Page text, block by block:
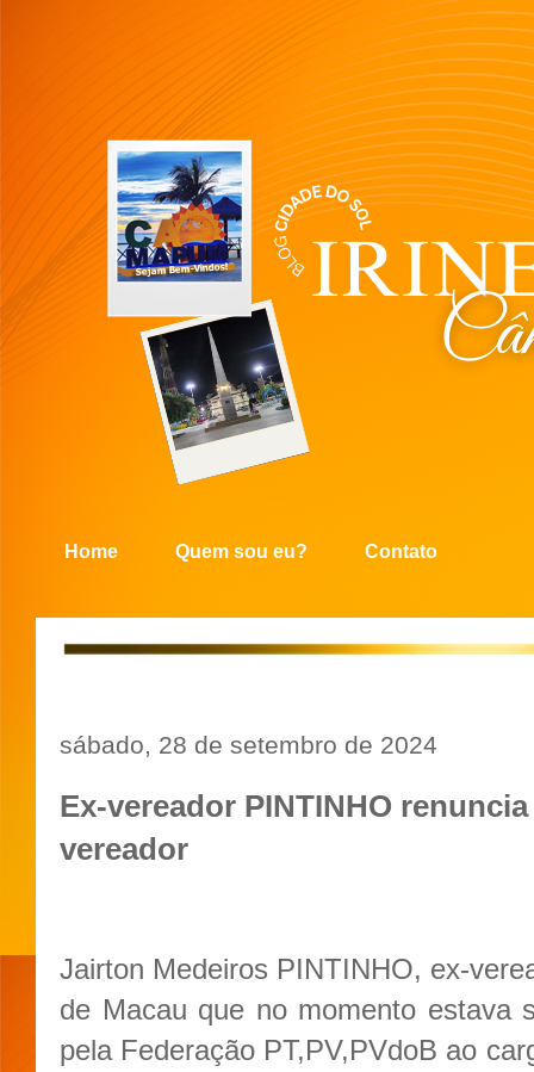
Home Quem sou eu? Contato
sábado, 28 de setembro de 2024
Ex-vereador PINTINHO
vereador
Jairton Medeiros PINTINHO, ex-
de Macau que no momento estava
pela Federação PT,PV,PVdoB ao